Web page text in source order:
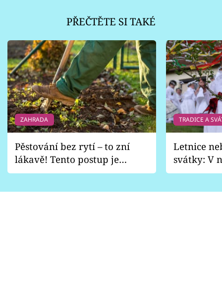
PŘEČTĚTE SI TAKÉ
ZAHRADA
Pěstování bez rytí – to zní
lákavě! Tento postup je
vhodný jen pro některé
TRADICE A
Letnice
svátky: V
pondělí